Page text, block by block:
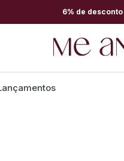
6% de desconto